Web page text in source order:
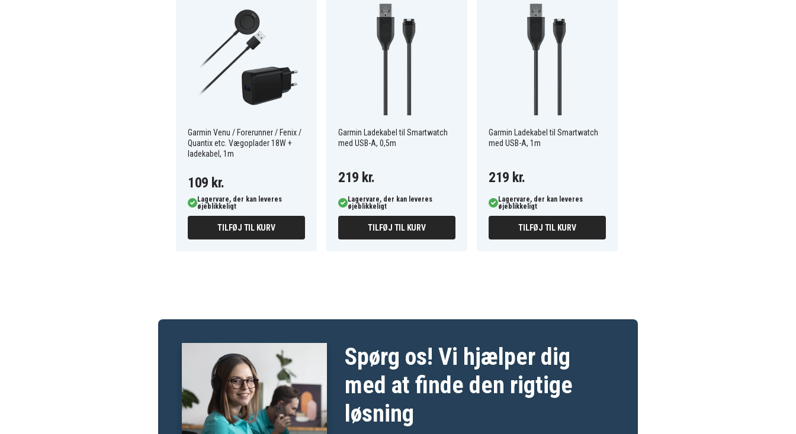
Garmin Venu / Forerunner / Fenix /
Quantix etc. Vægoplader 18W +
ladekabel, 1m
109 kr.
Lagervare, der kan leveres
øjeblikkeligt
TILFØJ TIL KURV
Garmin Ladekabel til Smartwatch
med USB-A, 0,5m
219 kr.
Lagervare, der kan leveres
øjeblikkeligt
TILFØJ TIL KURV
Garmin Ladekabel til Smartwatch
med USB-A, 1m
219 kr.
Lagervare, der kan leveres
øjeblikkeligt
TILFØJ TIL KURV
Spørg os! Vi hjælper dig
med at finde den rigtige
løsning